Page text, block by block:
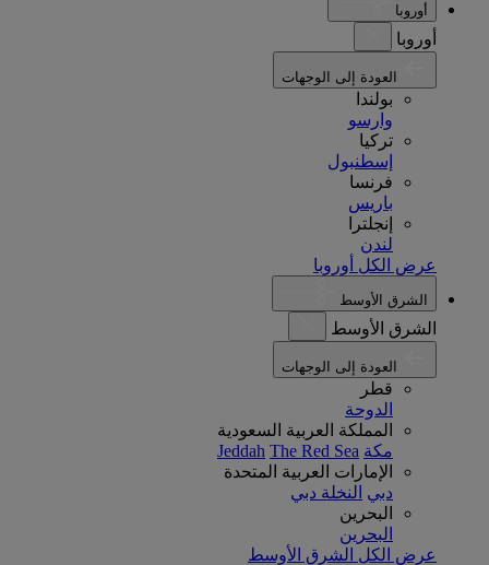
أوروبا
أوروبا
بولندا
وارسو
تركيا
إسطنبول
فرنسا
باريس
إنجلترا
لندن
عرض الكل أوروبا
الشرق الأوسط
الشرق الأوسط
قطر
الدوحة
المملكة العربية السعودية
مكة
Jeddah The Red Sea
الإمارات العربية المتحدة
دبي النخلة دبي
البحرين
البحرين
عرض الكل الشرق الأوسط